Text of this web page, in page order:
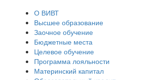
О ВИВТ
Высшее образование
Заочное обучение
Бюджетные места
Целевое обучение
Программа лояльности
Материнский капитал